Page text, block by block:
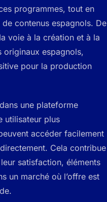
programmes, tout en
contenus espagnols. De
voie à la création et à la
originaux espagnols,
pour la production
une plateforme
utilisateur plus
accéder facilement
Cela contribue
satisfaction, éléments
un marché où l’offre est